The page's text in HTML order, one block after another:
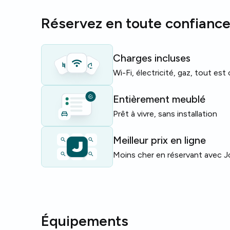
à Lisbonne.
Offre limitée — réservez votre visite dès
Réservez en toute confiance
Charges incluses
Wi-Fi, électricité, gaz, tout est
Entièrement meublé
Prêt à vivre, sans installation
Meilleur prix en ligne
Moins cher en réservant avec
Équipements